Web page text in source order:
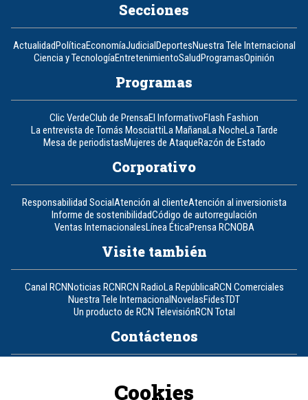
Secciones
ActualidadPolíticaEconomíaJudicialDeportesNuestra Tele Internacional
Ciencia y TecnologíaEntretenimientoSaludProgramasOpinión
Programas
Clic VerdeClub de PrensaEl InformativoFlash Fashion
La entrevista de Tomás MosciattiLa MañanaLa NocheLa Tarde
Mesa de periodistasMujeres de AtaqueRazón de Estado
Corporativo
Responsabilidad SocialAtención al clienteAtención al inversionista
Informe de sostenibilidadCódigo de autorregulación
Ventas InternacionalesLínea ÉticaPrensa RCNOBA
Visite también
Canal RCNNoticias RCNRCN RadioLa RepúblicaRCN Comerciales
Nuestra Tele InternacionalNovelasFidesTDT
Un producto de RCN TelevisiónRCN Total
Contáctenos
Cookies